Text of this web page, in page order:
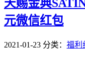
天赐金典
元微信红包
2021-01-23 分类： 福利